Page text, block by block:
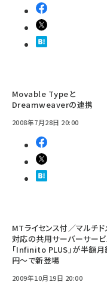
Movable Typeと
Dreamweaverの連携
2008年7月28日 20:00
MTライセンス付／マルチド
対応の共用サーバーサー
「Infinito PLUS」が半額
円～で新登場
2009年10月19日 20:00